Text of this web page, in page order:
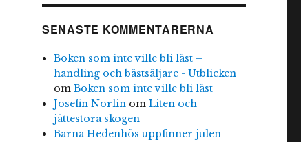
SENASTE KOMMENTARERNA
Boken som inte ville bli läst –
handling och bästsäljare - Utblicken
omBoken som inte ville bli läst
Josefin Norlin omLiten och
jättestora skogen
Barna Hedenhös uppfinner julen –